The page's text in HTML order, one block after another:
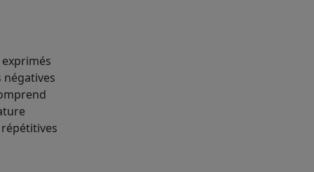
négatives